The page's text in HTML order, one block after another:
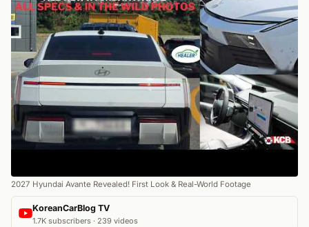
2027 Hyundai Avante Revealed! First Look & Real-World Footage
KoreanCarBlog TV
1.7K subscribers · 239 videos